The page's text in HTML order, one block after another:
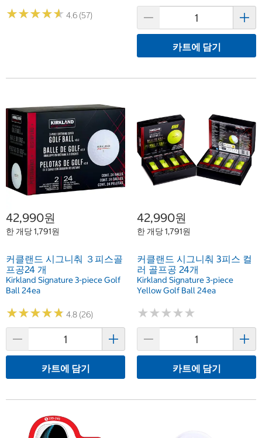
★★★★★
★★★★★ 4.6 (57)
카트에 담기
42,990원
한 개당 1,791원
커클랜드 시그니춰 ３피스골
프공24 개
Kirkland Signature 3-piece Golf
Ball 24ea
★★★★★
★★★★★ 4.8 (26)
카트에 담기
42,990원
한 개당 1,791원
커클랜드 시그니춰 3피스 컬
러 골프공 24개
Kirkland Signature 3-piece
Yellow Golf Ball 24ea
★★★★★
★★★★★
카트에 담기